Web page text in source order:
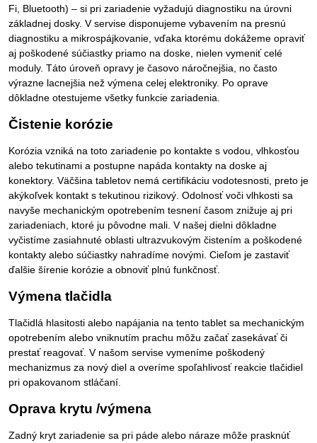
Fi, Bluetooth) – si pri zariadenie vyžadujú diagnostiku na úrovni
základnej dosky. V servise disponujeme vybavením na presnú
diagnostiku a mikrospájkovanie, vďaka ktorému dokážeme opraviť
aj poškodené súčiastky priamo na doske, nielen vymeniť celé
moduly. Táto úroveň opravy je časovo náročnejšia, no často
výrazne lacnejšia než výmena celej elektroniky. Po oprave
dôkladne otestujeme všetky funkcie zariadenia.
Čistenie korózie
Korózia vzniká na toto zariadenie po kontakte s vodou, vlhkosťou
alebo tekutinami a postupne napáda kontakty na doske aj
konektory. Väčšina tabletov nemá certifikáciu vodotesnosti, preto je
akýkoľvek kontakt s tekutinou rizikový. Odolnosť voči vlhkosti sa
navyše mechanickým opotrebením tesnení časom znižuje aj pri
zariadeniach, ktoré ju pôvodne mali. V našej dielni dôkladne
vyčistíme zasiahnuté oblasti ultrazvukovým čistením a poškodené
kontakty alebo súčiastky nahradíme novými. Cieľom je zastaviť
ďalšie šírenie korózie a obnoviť plnú funkčnosť.
Výmena tlačidla
Tlačidlá hlasitosti alebo napájania na tento tablet sa mechanickým
opotrebením alebo vniknutím prachu môžu začať zasekávať či
prestať reagovať. V našom servise vymeníme poškodený
mechanizmus za nový diel a overíme spoľahlivosť reakcie tlačidiel
pri opakovanom stláčaní.
Oprava krytu /výmena
Zadný kryt zariadenie sa pri páde alebo náraze môže prasknúť